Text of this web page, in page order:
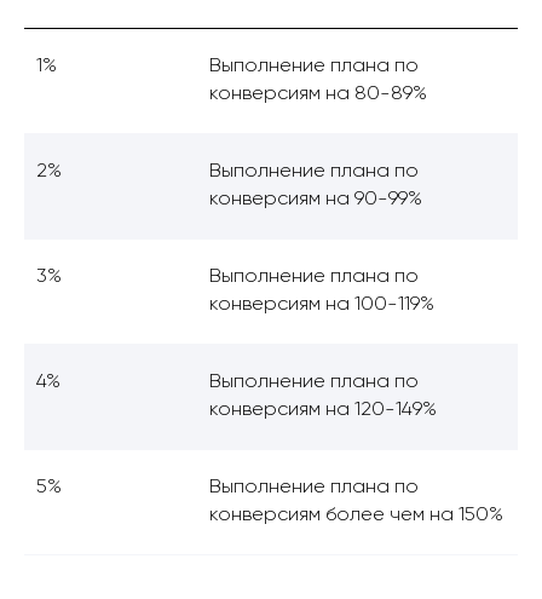
1%
Выполнение плана по
конверсиям на 80-89%
2%
Выполнение плана по
конверсиям на 90-99%
3%
Выполнение плана по
конверсиям на 100-119%
4%
Выполнение плана по
конверсиям на 120-149%
5%
Выполнение плана по
конверсиям более чем на 150%